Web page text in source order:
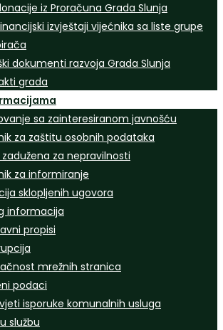
iz Proračuna Grada Slunja
izvještaji vijećnika sa liste grupe
dokumenti razvoja Grada Slunja
grada
sa zainteresiranom javnošću
za zaštitu osobnih podataka
za nepravilnosti
za informiranje
sklopljenih ugovora
informacija
propisi
mrežnih stranica
podaci
isporuke komunalnih usluga
službu